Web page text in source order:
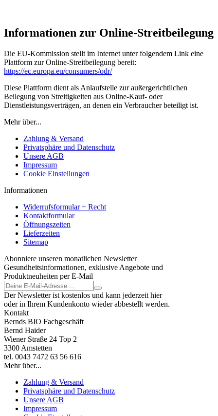
Informationen zur Online-Streitbeilegung
Die EU-Kommission stellt im Internet unter folgendem Link eine
Plattform zur Online-Streitbeilegung bereit:
https://ec.europa.eu/consumers/odr/
Diese Plattform dient als Anlaufstelle zur außergerichtlichen
Beilegung von Streitigkeiten aus Online-Kauf- oder
Dienstleistungsverträgen, an denen ein Verbraucher beteiligt ist.
Mehr über...
Zahlung & Versand
Privatsphäre und Datenschutz
Unsere AGB
Impressum
Cookie Einstellungen
Informationen
Widerrufsformular + Recht
Kontaktformular
Öffnungszeiten
Lieferzeiten
Sitemap
Abonniere unseren monatlichen Newsletter
Gesundheitsinformationen, exklusive Angebote und
Produktneuheiten per E-Mail
Der Newsletter ist kostenlos und kann jederzeit hier
oder in Ihrem Kundenkonto wieder abbestellt werden.
Kontakt
Bernds BIO Fachgeschäft
Bernd Haider
Wiener Straße 24 Top 2
3300 Amstetten
tel. 0043 7472 63 56 616
Mehr über...
Zahlung & Versand
Privatsphäre und Datenschutz
Unsere AGB
Impressum